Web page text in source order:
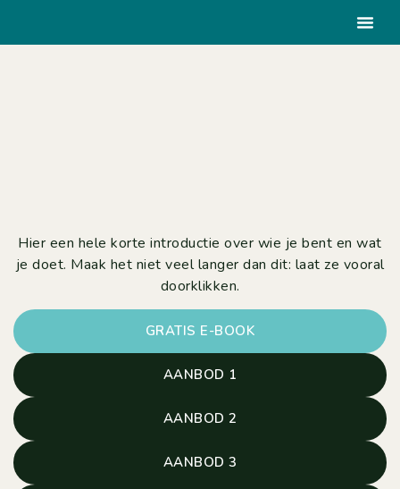
Hier een hele korte introductie over wie je bent en wat
je doet. Maak het niet veel langer dan dit: laat ze vooral
doorklikken.
GRATIS E-BOOK
AANBOD 1
AANBOD 2
AANBOD 3